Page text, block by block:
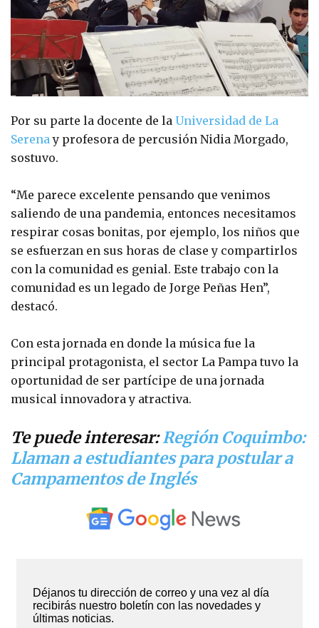
Por su parte la docente de la Universidad de La
Serena y profesora de percusión Nidia Morgado,
sostuvo.
“Me parece excelente pensando que venimos
saliendo de una pandemia, entonces necesitamos
respirar cosas bonitas, por ejemplo, los niños que
se esfuerzan en sus horas de clase y compartirlos
con la comunidad es genial. Este trabajo con la
comunidad es un legado de Jorge Peñas Hen”,
destacó.
Con esta jornada en donde la música fue la
principal protagonista, el sector La Pampa tuvo la
oportunidad de ser partícipe de una jornada
musical innovadora y atractiva.
Te puede interesar:Región Coquimbo:
Llaman a estudiantes para postular a
Campamentos de Inglés